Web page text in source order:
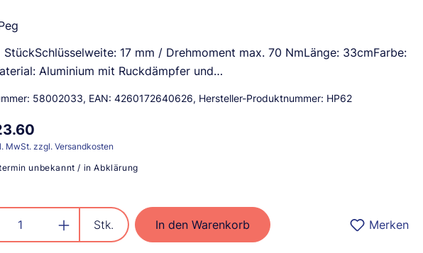
StückSchlüsselweite: 17 mm / Drehmoment max. 70 NmLänge: 33cmFarbe:
Aluminium mit Ruckdämpfer und…
58002033, EAN: 4260172640626, Hersteller-Produktnummer: HP62
MwSt. zzgl. Versandkosten
unbekannt / in Abklärung
Anzahl: Gib den gewünschten Wert ein oder
Stk. In den Warenkorb Merken